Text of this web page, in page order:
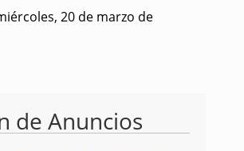
20 de marzo de
de Anuncios